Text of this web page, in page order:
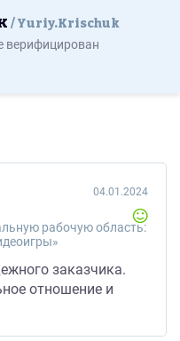
Yuriy.Krischuk
верифицирован
рабочую область:
04.01.2024
заказчика.
отношение и